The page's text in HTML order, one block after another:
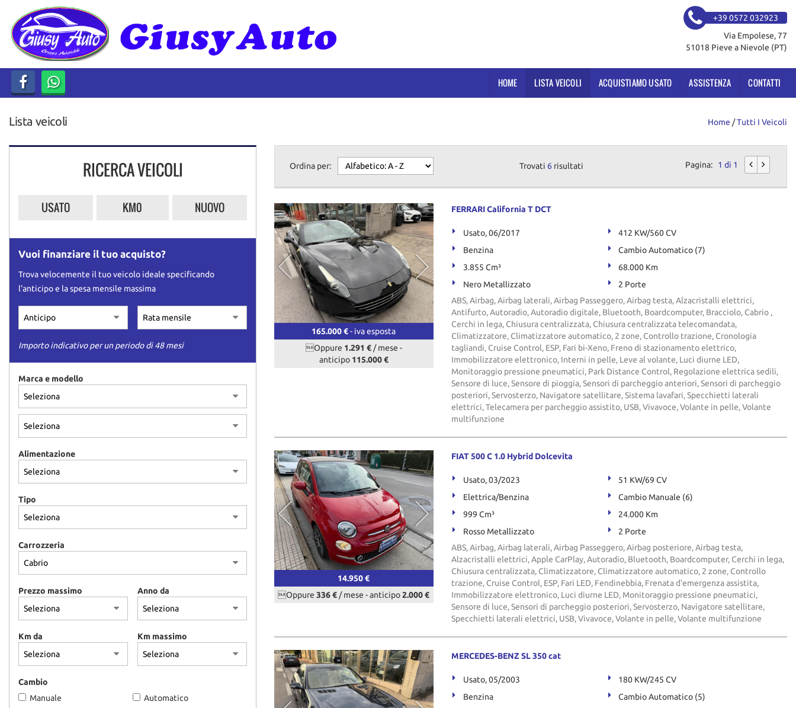
HOME
LISTA VEICOLI
ACQUISTIAMO USATO
ASSISTENZA
+39 0572 032923
Via Empolese, 77
51018 Pieve a Nievole (PT)
HOME LISTA VEICOLI ACQUISTIAMO USATO ASSISTENZA CONTATTI
Lista veicoli Home /Tutti I Veicoli
RICERCA VEICOLI
USATO KM0 NUOVO
Vuoi finanziare il tuo acquisto?
Trova velocemente il tuo veicolo ideale specificando
l'anticipo e la spesa mensile massima
Importo indicativo per un periodo di 48 mesi
Marca e modello
Alimentazione
Tipo
Carrozzeria
Prezzo massimo Anno da
Km da Km massimo
Cambio
Manuale
Automatico
Ordina per: Trovati 6 risultati Pagina: 1 di 1
165.000 €- iva esposta
Oppure 1.291 €/ mese -
anticipo 115.000 €
FERRARI California T DCT
Usato, 06/2017
412 KW/560 CV
Benzina
Cambio Automatico (7)
3.855 Cm³
68.000 Km
Nero Metallizzato
2 Porte
ABS, Airbag, Airbag laterali, Airbag Passeggero, Airbag testa, Alzacristalli elettrici,
Antifurto, Autoradio, Autoradio digitale, Bluetooth, Boardcomputer, Bracciolo, Cabrio ,
Cerchi in lega, Chiusura centralizzata, Chiusura centralizzata telecomandata,
Climatizzatore, Climatizzatore automatico, 2 zone, Controllo trazione, Cronologia
tagliandi, Cruise Control, ESP, Fari bi-Xeno, Freno di stazionamento elettrico,
Immobilizzatore elettronico, Interni in pelle, Leve al volante, Luci diurne LED,
Monitoraggio pressione pneumatici, Park Distance Control, Regolazione elettrica sedili,
Sensore di luce, Sensore di pioggia, Sensori di parcheggio anteriori, Sensori di parcheggio
posteriori, Servosterzo, Navigatore satellitare, Sistema lavafari, Specchietti laterali
elettrici, Telecamera per parcheggio assistito, USB, Vivavoce, Volante in pelle, Volante
multifunzione
14.950 €
Oppure336 € / mese -anticipo2.000 €
FIAT 500 C 1.0 Hybrid Dolcevita
Usato, 03/2023
51 KW/69 CV
Elettrica/Benzina
Cambio Manuale (6)
999 Cm³
24.000 Km
Rosso Metallizzato
2 Porte
ABS, Airbag, Airbag laterali, Airbag Passeggero, Airbag posteriore, Airbag testa,
Alzacristalli elettrici, Apple CarPlay, Autoradio, Bluetooth, Boardcomputer, Cerchi in lega,
Chiusura centralizzata, Climatizzatore, Climatizzatore automatico, 2 zone, Controllo
trazione, Cruise Control, ESP, Fari LED, Fendinebbia, Frenata d'emergenza assistita,
Immobilizzatore elettronico, Luci diurne LED, Monitoraggio pressione pneumatici,
Sensore di luce, Sensori di parcheggio posteriori, Servosterzo, Navigatore satellitare,
Specchietti laterali elettrici, USB, Vivavoce, Volante in pelle, Volante multifunzione
MERCEDES-BENZ SL 350 cat
Usato, 05/2003
180 KW/245 CV
Benzina
Cambio Automatico (5)